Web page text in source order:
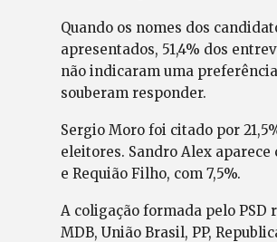
Quando os nomes dos
apresentados, 51,4% dos
não indicaram uma
souberam responder.
Sergio Moro foi citado por
eleitores. Sandro Alex aparece
e Requião Filho, com 7,5%.
A coligação formada pelo PSD
MDB, União Brasil, PP,